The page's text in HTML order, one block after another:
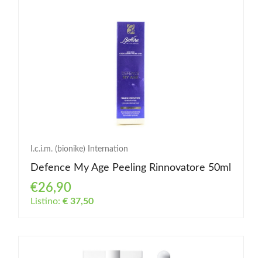
I.c.i.m. (bionike) Internation
Defence My Age Peeling Rinnovatore 50ml
€26,90
Listino: € 37,50